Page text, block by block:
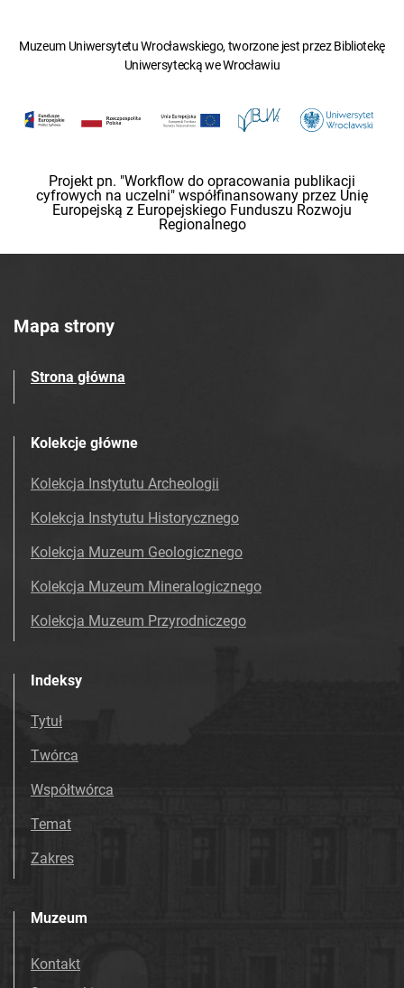
Muzeum Uniwersytetu Wrocławskiego, tworzone jest przez Bibliotekę
Uniwersytecką we Wrocławiu
Projekt pn. "Workflow do opracowania publikacji
cyfrowych na uczelni" współfinansowany przez Unię
Europejską z Europejskiego Funduszu Rozwoju
Regionalnego
Mapa strony
Strona główna
Kolekcje główne
Kolekcja Instytutu Archeologii
Kolekcja Instytutu Historycznego
Kolekcja Muzeum Geologicznego
Kolekcja Muzeum Mineralogicznego
Kolekcja Muzeum Przyrodniczego
Indeksy
Tytuł
Twórca
Współtwórca
Temat
Zakres
Muzeum
Kontakt